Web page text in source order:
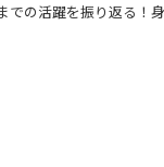
の活躍を振り返る！